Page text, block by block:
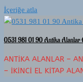
İçeriğe atla
0531 981 01 90 Antika Alanlar
ANTIKA ALANLAR –
– İKINCI EL KITAP